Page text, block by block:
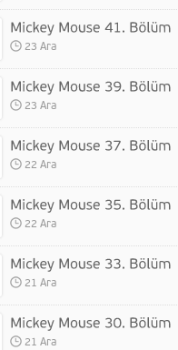
23 Ara
23 Ara
22 Ara
22 Ara
21 Ara
21 Ara